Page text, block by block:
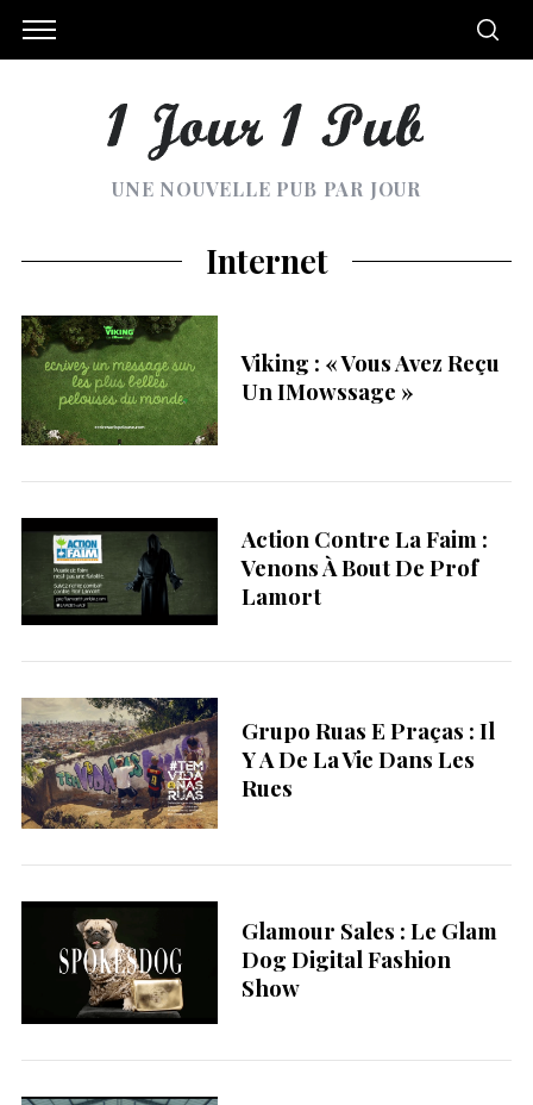
UNE NOUVELLE PUB PAR JOUR
Internet
Viking : « Vous Avez Reçu
Un IMowssage »
Action Contre La Faim :
Venons À Bout De Prof
Lamort
Grupo Ruas E Praças : Il
Y A De La Vie Dans Les
Rues
Glamour Sales : Le Glam
Dog Digital Fashion
Show
S
e
a
c
h